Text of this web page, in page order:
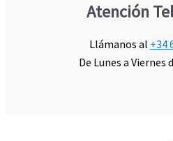
Atención
Llámanos al +34
De Lunes a Viernes